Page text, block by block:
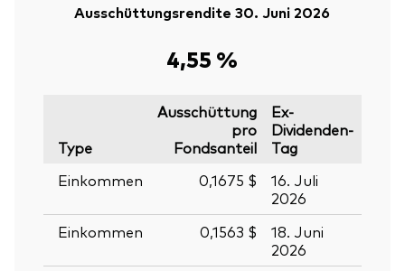
Ausschüttungsrendite 30. Juni 2026
4,55 %
Type
Ausschüttung
pro
Fondsanteil
Ex-
Dividenden-
Tag
Einkommen
0,1675 $
16. Juli
2026
Einkommen
0,1563 $
18. Juni
2026